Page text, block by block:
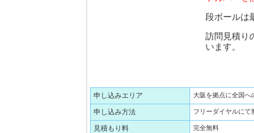
段ボールは
訪問見積り
います。
申し込みエリア 大阪を拠点に全国へ
申し込み方法 フリーダイヤルにて
見積もり料 完全無料